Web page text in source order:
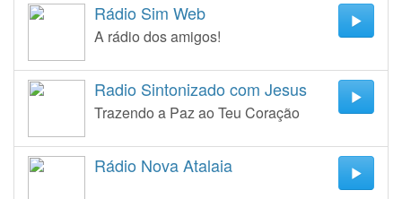
Rádio Sim Web
A rádio dos amigos!
Radio Sintonizado com Jesus
Trazendo a Paz ao Teu Coração
Rádio Nova Atalaia